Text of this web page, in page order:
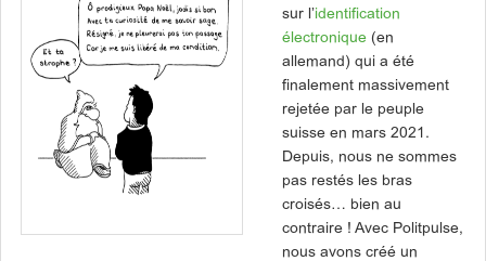
sur l’identification
électronique (en
allemand) qui a été
finalement massivement
rejetée par le peuple
suisse en mars 2021.
Depuis, nous ne sommes
pas restés les bras
croisés… bien au
contraire ! Avec Politpulse,
nous avons créé un